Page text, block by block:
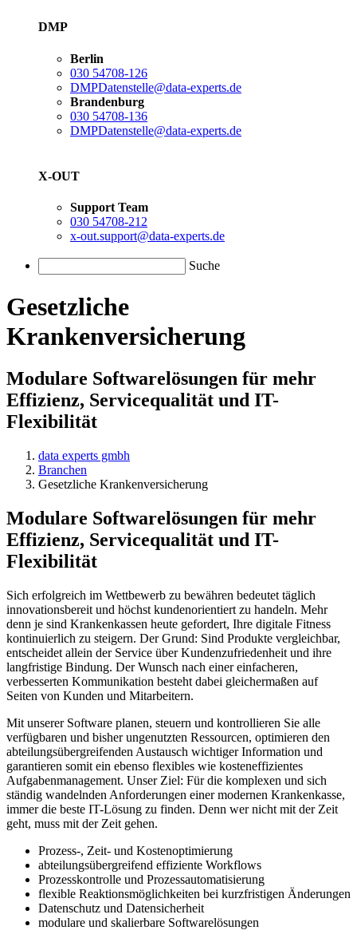
DMP
Berlin
030 54708-126
DMPDatenstelle@data-experts.de
Brandenburg
030 54708-136
DMPDatenstelle@data-experts.de
X-OUT
Support Team
030 54708-212
x-out.support@data-experts.de
Suche
Gesetzliche
Krankenversicherung
Modulare Softwarelösungen für mehr
Effizienz, Servicequalität und IT-
Flexibilität
data experts gmbh
Branchen
Gesetzliche Krankenversicherung
Modulare Softwarelösungen für mehr
Effizienz, Servicequalität und IT-
Flexibilität
Sich erfolgreich im Wettbewerb zu bewähren bedeutet täglich
innovationsbereit und höchst kundenorientiert zu handeln. Mehr
denn je sind Krankenkassen heute gefordert, Ihre digitale Fitness
kontinuierlich zu steigern. Der Grund: Sind Produkte vergleichbar,
entscheidet allein der Service über Kundenzufriedenheit und ihre
langfristige Bindung. Der Wunsch nach einer einfacheren,
verbesserten Kommunikation besteht dabei gleichermaßen auf
Seiten von Kunden und Mitarbeitern.
Mit unserer Software planen, steuern und kontrollieren Sie alle
verfügbaren und bisher ungenutzten Ressourcen, optimieren den
abteilungsübergreifenden Austausch wichtiger Information und
garantieren somit ein ebenso flexibles wie kosteneffizientes
Aufgabenmanagement. Unser Ziel: Für die komplexen und sich
ständig wandelnden Anforderungen einer modernen Krankenkasse,
immer die beste IT-Lösung zu finden. Denn wer nicht mit der Zeit
geht, muss mit der Zeit gehen.
Prozess-, Zeit- und Kostenoptimierung
abteilungsübergreifend effiziente Workflows
Prozesskontrolle und Prozessautomatisierung
flexible Reaktionsmöglichkeiten bei kurzfristigen Änderungen
Datenschutz und Datensicherheit
modulare und skalierbare Softwarelösungen